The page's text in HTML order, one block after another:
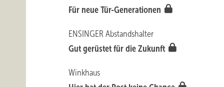
Für neue Tür-Generationen
ENSINGER Abstandshalter
Gut gerüstet für die Zukunft
Winkhaus